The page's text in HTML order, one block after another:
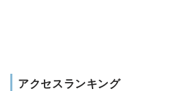
アクセスランキング